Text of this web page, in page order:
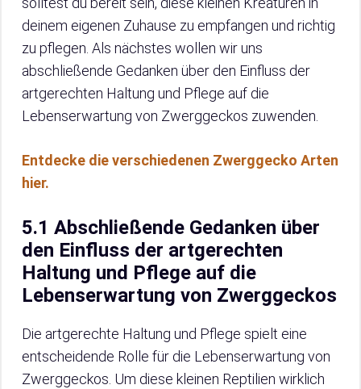
deinem eigenen Zuhause zu empfangen und richtig
zu pflegen. Als nächstes wollen wir uns
abschließende Gedanken über den Einfluss der
artgerechten Haltung und Pflege auf die
Lebenserwartung von Zwerggeckos zuwenden.
Entdecke die verschiedenen Zwerggecko Arten
hier.
5.1 Abschließende Gedanken über
den Einfluss der artgerechten
Haltung und Pflege auf die
Lebenserwartung von Zwerggeckos
Die artgerechte Haltung und Pflege spielt eine
entscheidende Rolle für die Lebenserwartung von
Zwerggeckos. Um diese kleinen Reptilien wirklich